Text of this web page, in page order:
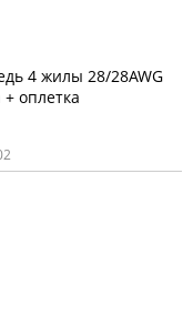
4 жилы 28/28AWG
оплетка